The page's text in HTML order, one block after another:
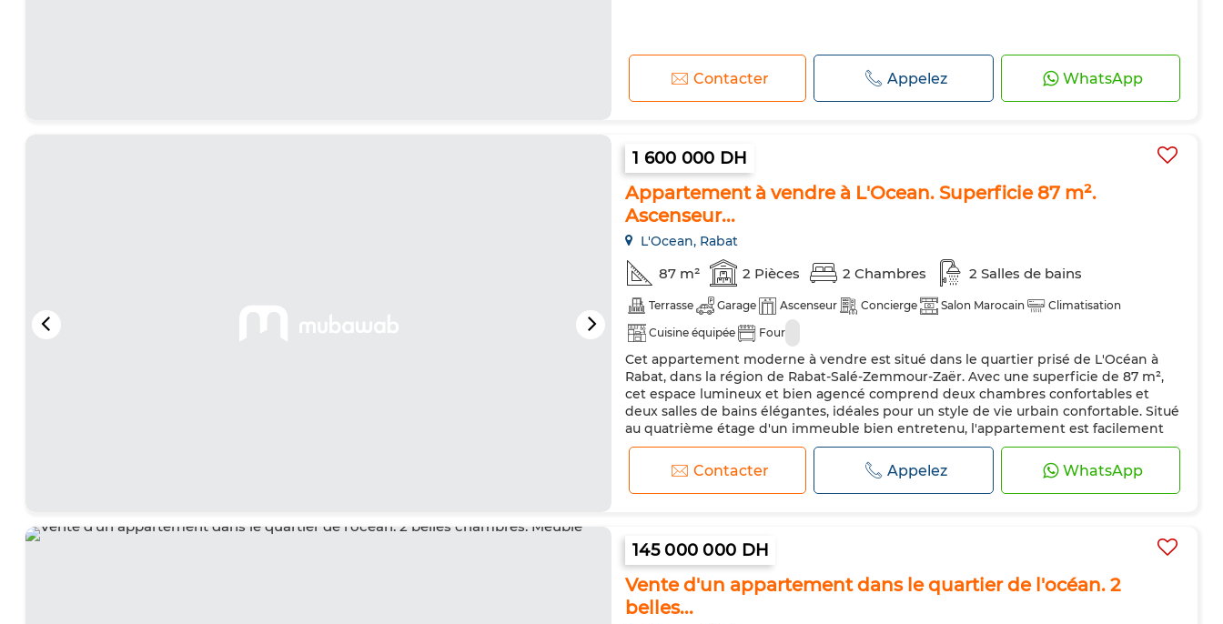
Contacter Appelez WhatsApp
1 600 000 DH
Appartement à vendre à L'Ocean. Superficie 87 m².
Ascenseur...
L'Ocean, Rabat
87 m² 2 Pièces 2 Chambres 2 Salles de bains
Terrasse Garage Ascenseur Concierge Salon Marocain
Climatisation
Cuisine équipée
Four
Cet appartement moderne à vendre est situé dans le quartier prisé de L'Océan à
Rabat, dans la région de Rabat-Salé-Zemmour-Zaër. Avec une superficie de 87 m²,
cet espace lumineux et bien agencé comprend deux chambres confortables et
deux salles de bains élégantes, idéales pour un style de vie urbain confortable. Situé
au quatrième étage d'un immeuble bien entretenu, l'appartement est facilement
accessible grâce à un ascenseur, ce qui assure un ac...
Contacter Appelez WhatsApp
145 000 000 DH
Vente d'un appartement dans le quartier de l'océan. 2
belles...